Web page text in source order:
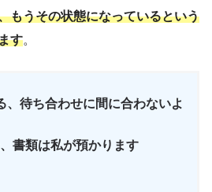
もうその状態になっているという
す。
、待ち合わせに間に合わないよ
書類は私が預かります